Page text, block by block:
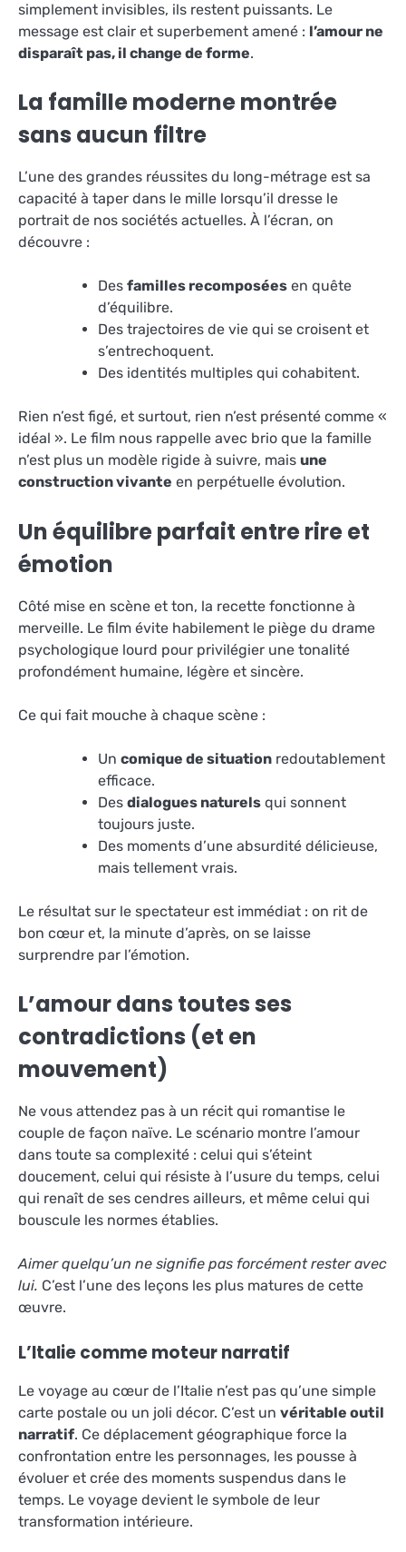
simplement invisibles, ils restent puissants. Le
message est clair et superbement amené : l’amour ne
disparaît pas, il change de forme.
La famille moderne montrée
sans aucun filtre
L’une des grandes réussites du long-métrage est sa
capacité à taper dans le mille lorsqu’il dresse le
portrait de nos sociétés actuelles. À l’écran, on
découvre :
Des familles recomposées en quête
d’équilibre.
Des trajectoires de vie qui se croisent et
s’entrechoquent.
Des identités multiples qui cohabitent.
Rien n’est figé, et surtout, rien n’est présenté comme «
idéal ». Le film nous rappelle avec brio que la famille
n’est plus un modèle rigide à suivre, mais une
construction vivante en perpétuelle évolution.
Un équilibre parfait entre rire et
émotion
Côté mise en scène et ton, la recette fonctionne à
merveille. Le film évite habilement le piège du drame
psychologique lourd pour privilégier une tonalité
profondément humaine, légère et sincère.
Ce qui fait mouche à chaque scène :
Un comique de situation redoutablement
efficace.
Des dialogues naturels qui sonnent
toujours juste.
Des moments d’une absurdité délicieuse,
mais tellement vrais.
Le résultat sur le spectateur est immédiat : on rit de
bon cœur et, la minute d’après, on se laisse
surprendre par l’émotion.
L’amour dans toutes ses
contradictions (et en
mouvement)
Ne vous attendez pas à un récit qui romantise le
couple de façon naïve. Le scénario montre l’amour
dans toute sa complexité : celui qui s’éteint
doucement, celui qui résiste à l’usure du temps, celui
qui renaît de ses cendres ailleurs, et même celui qui
bouscule les normes établies.
Aimer quelqu’un ne signifie pas forcément rester avec
lui. C’est l’une des leçons les plus matures de cette
œuvre.
L’Italie comme moteur narratif
Le voyage au cœur de l’Italie n’est pas qu’une simple
carte postale ou un joli décor. C’est un véritable outil
narratif. Ce déplacement géographique force la
confrontation entre les personnages, les pousse à
évoluer et crée des moments suspendus dans le
temps. Le voyage devient le symbole de leur
transformation intérieure.